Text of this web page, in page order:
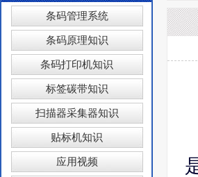
条码管理系统
条码原理知识
条码打印机知识
标签碳带知识
扫描器采集器知识
贴标机知识
应用视频